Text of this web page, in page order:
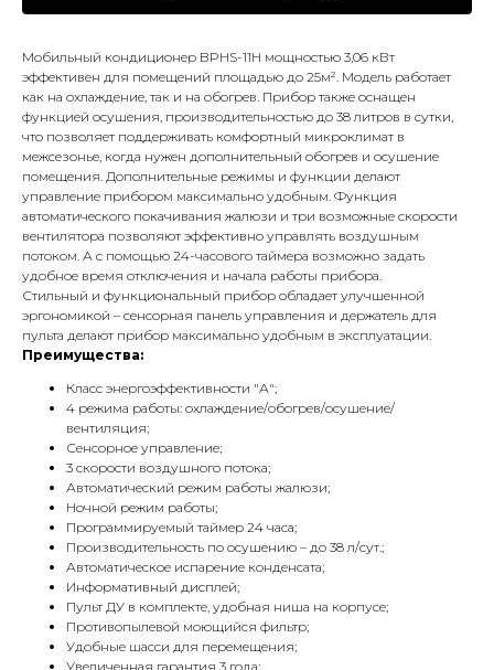
Мобильный кондиционер BPHS-11H мощностью 3,06 кВт
эффективен для помещений площадью до 25м². Модель работает
как на охлаждение, так и на обогрев. Прибор также оснащен
функцией осушения, производительностью до 38 литров в сутки,
что позволяет поддерживать комфортный микроклимат в
межсезонье, когда нужен дополнительный обогрев и осушение
помещения. Дополнительные режимы и функции делают
управление прибором максимально удобным. Функция
автоматического покачивания жалюзи и три возможные скорости
вентилятора позволяют эффективно управлять воздушным
потоком. А с помощью 24-часового таймера возможно задать
удобное время отключения и начала работы прибора.
Стильный и функциональный прибор обладает улучшенной
эргономикой – сенсорная панель управления и держатель для
пульта делают прибор максимально удобным в эксплуатации.
Преимущества:
Класс энергоэффективности "А";
4 режима работы: охлаждение/обогрев/осушение/
вентиляция;
Сенсорное управление;
3 скорости воздушного потока;
Автоматический режим работы жалюзи;
Ночной режим работы;
Программируемый таймер 24 часа;
Производительность по осушению – до 38 л/сут.;
Автоматическое испарение конденсата;
Информативный дисплей;
Пульт ДУ в комплекте, удобная ниша на корпусе;
Противопылевой моющийся фильтр;
Удобные шасси для перемещения;
Увеличенная гарантия 3 года;